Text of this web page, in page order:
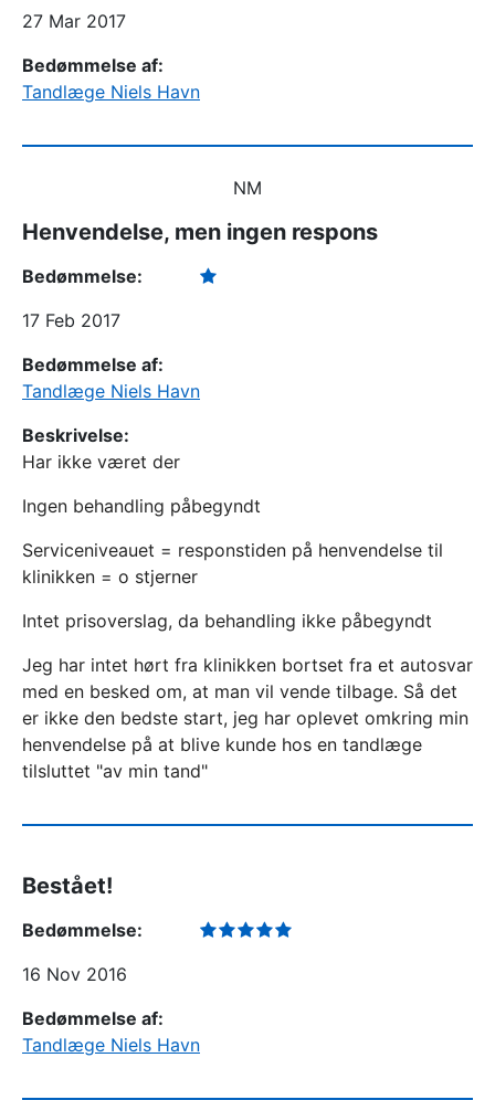
27 Mar 2017
Bedømmelse af:
Tandlæge Niels Havn
NM
Henvendelse, men ingen respons
Bedømmelse:
17 Feb 2017
Bedømmelse af:
Tandlæge Niels Havn
Beskrivelse:
Har ikke været der
Ingen behandling påbegyndt
Serviceniveauet = responstiden på henvendelse til
klinikken = o stjerner
Intet prisoverslag, da behandling ikke påbegyndt
Jeg har intet hørt fra klinikken bortset fra et autosvar
med en besked om, at man vil vende tilbage. Så det
er ikke den bedste start, jeg har oplevet omkring min
henvendelse på at blive kunde hos en tandlæge
tilsluttet "av min tand"
Bestået!
Bedømmelse:
16 Nov 2016
Bedømmelse af:
Tandlæge Niels Havn